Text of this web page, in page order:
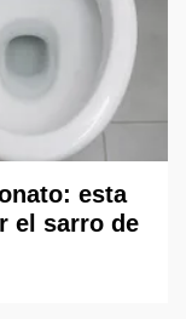
esta
el sarro de